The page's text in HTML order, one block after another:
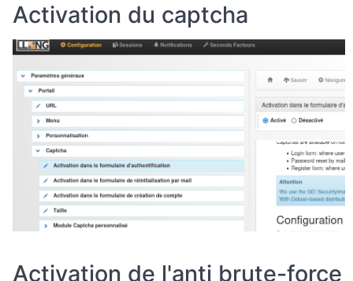
Activation du captcha
Activation de l'anti brute-force